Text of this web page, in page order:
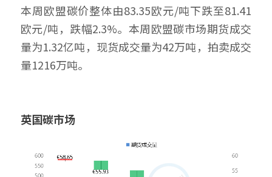
本周欧盟碳价整体由83.35欧元/吨下跌至81.41
欧元/吨，跌幅2.3%。本周欧盟碳市场期货成交
量为1.32亿吨，现货成交量为42万吨，拍卖成交
量1216万吨。
英国碳市场